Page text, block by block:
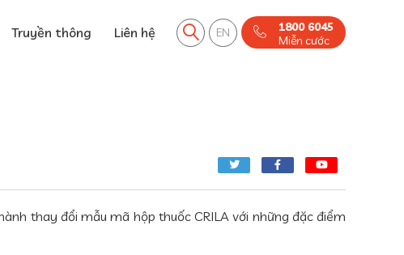
Truyền thông Liên hệ EN
1800 6045
Miễn cước
thay đổi mẫu mã hộp thuốc CRILA với những đặc điểm